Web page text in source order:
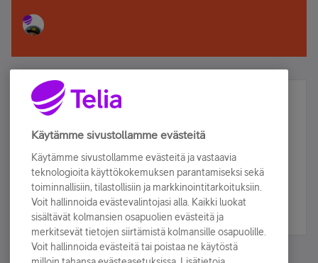
Älä jää paitsi – osallistu ja voita!
Tilaa Telian uutiskirje ja olet mukana arvonnassa.
sähköpostiisi.
Tilaa nyt
Käytämme sivustollamme evästeitä
Käytämme sivustollamme evästeitä ja vastaavia
teknologioita käyttökokemuksen parantamiseksi sekä
toiminnallisiin, tilastollisiin ja markkinointitarkoituksiin.
Voit hallinnoida evästevalintojasi alla. Kaikki luokat
sisältävät kolmansien osapuolien evästeitä ja
merkitsevät tietojen siirtämistä kolmansille osapuolille.
Voit hallinnoida evästeitä tai poistaa ne käytöstä